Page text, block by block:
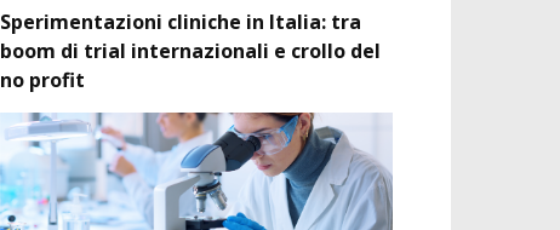
Sperimentazioni cliniche in Italia: tra
boom di trial internazionali e crollo del
no profit